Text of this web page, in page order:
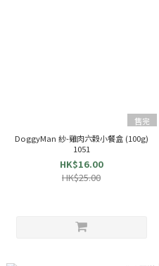
售完
DoggyMan 紗-雞肉六穀小餐盒 (100g)
1051
HK$16.00
HK$25.00